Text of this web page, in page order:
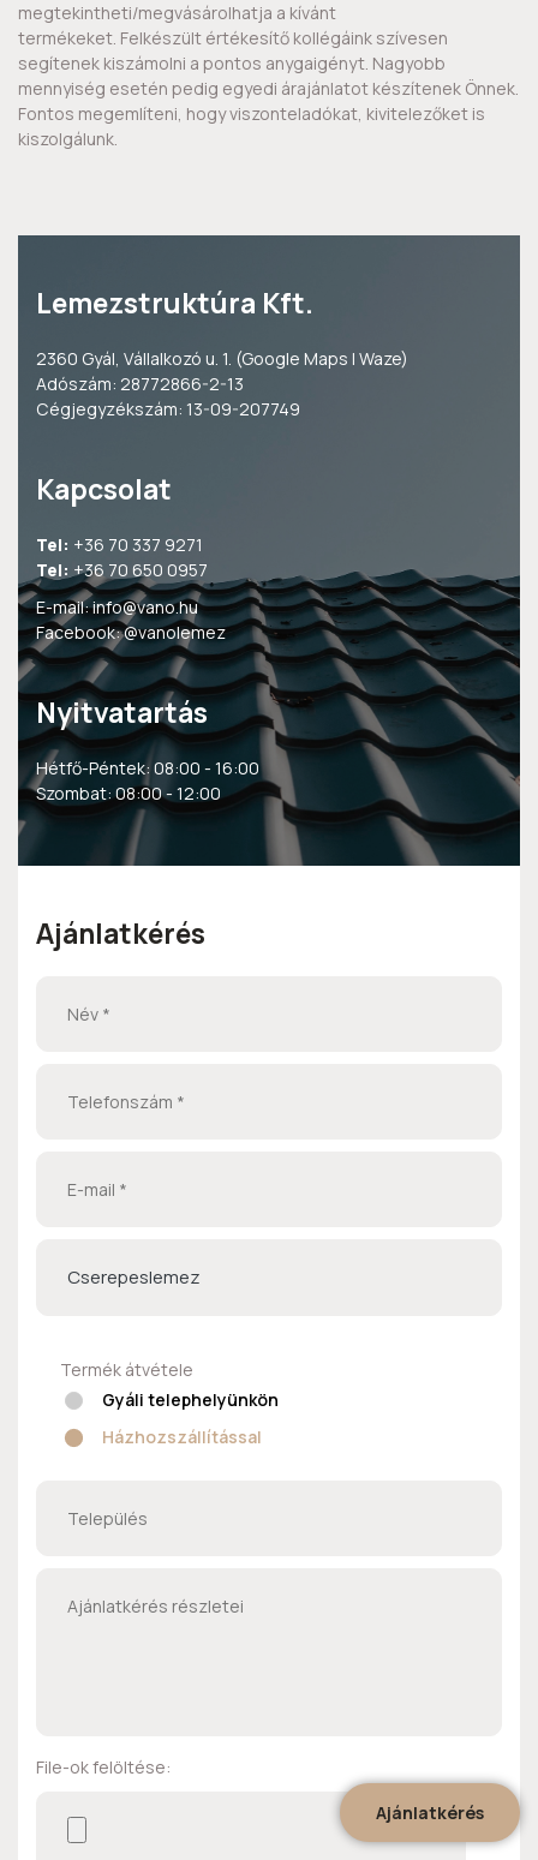
megtekintheti/megvásárolhatja a kívánt
termékeket. Felkészült értékesítő kollégáink szívesen
segítenek kiszámolni a pontos anygaigényt. Nagyobb
mennyiség esetén pedig egyedi árajánlatot készítenek Önnek.
Fontos megemlíteni, hogy viszonteladókat, kivitelezőket is
kiszolgálunk.
Lemezstruktúra Kft.
2360 Gyál, Vállalkozó u. 1. (Google Maps | Waze)
Adószám: 28772866-2-13
Cégjegyzékszám: 13-09-207749
Kapcsolat
Tel: +36 70 337 9271
Tel: +36 70 650 0957
E-mail:info@vano.hu
Facebook:@vanolemez
Nyitvatartás
Hétfő-Péntek: 08:00 - 16:00
Szombat: 08:00 - 12:00
Ajánlatkérés
Cserepeslemez
Termék átvétele
Gyáli telephelyünkön
Házhozszállítással
File-ok felöltése:
Ajánlatkérés